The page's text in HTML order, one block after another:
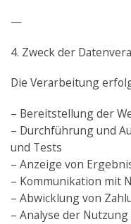
—
4. Zweck der
Die Verarbeitung
– Bereitstellung der
– Durchführung und
und Tests
– Anzeige von
– Kommunikation mit
– Abwicklung von
– Analyse der